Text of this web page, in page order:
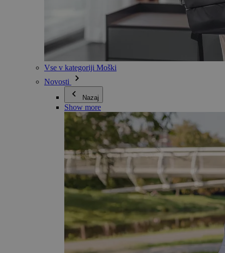
Vse v kategoriji Moški
Novosti
Nazaj
Show more